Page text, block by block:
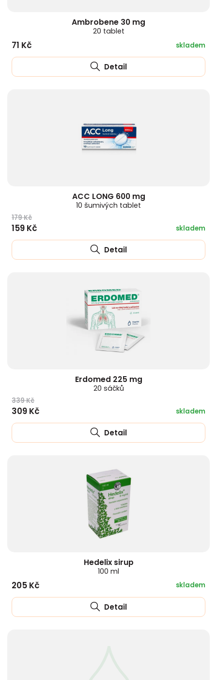
Ambrobene 30 mg
20 tablet
71 Kč skladem
Detail
ACC LONG 600 mg
10 šumivých tablet
179 Kč
159 Kč skladem
Detail
Erdomed 225 mg
20 sáčků
339 Kč
309 Kč skladem
Detail
Hedelix sirup
100 ml
205 Kč skladem
Detail